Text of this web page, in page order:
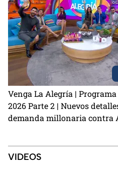
Venga La Alegría |
2026 Parte 2 | Nuevos
demanda millonaria contra
2
VIDEOS